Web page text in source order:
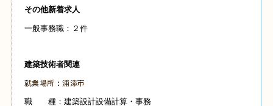
その他新着求人
一般事務職：２件
建築技術者関連
就業場所：浦添市
職 種：建築設計設備計算・事務